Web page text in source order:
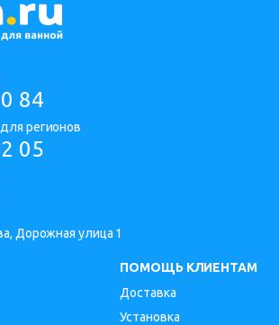
84
регионов
05
Дорожная улица 1
ПОМОЩЬ КЛИЕНТАМ
Доставка
Установка